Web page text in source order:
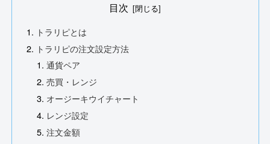
目次
トラリピとは
トラリピの注文設定方法
通貨ペア
売買・レンジ
オージーキウイチャート
レンジ設定
注文金額